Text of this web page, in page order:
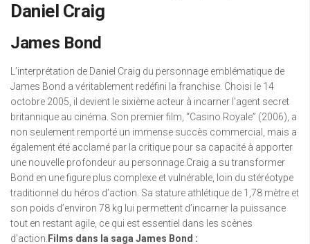
Daniel Craig
James Bond
L’interprétation de Daniel Craig du personnage emblématique de
James Bond a véritablement redéfini la franchise. Choisi le 14
octobre 2005, il devient le sixième acteur à incarner l’agent secret
britannique au cinéma. Son premier film, “Casino Royale” (2006), a
non seulement remporté un immense succès commercial, mais a
également été acclamé par la critique pour sa capacité à apporter
une nouvelle profondeur au personnage.Craig a su transformer
Bond en une figure plus complexe et vulnérable, loin du stéréotype
traditionnel du héros d’action. Sa stature athlétique de 1,78 mètre et
son poids d’environ 78 kg lui permettent d’incarner la puissance
tout en restant agile, ce qui est essentiel dans les scènes
d’action. Films dans la saga James Bond :